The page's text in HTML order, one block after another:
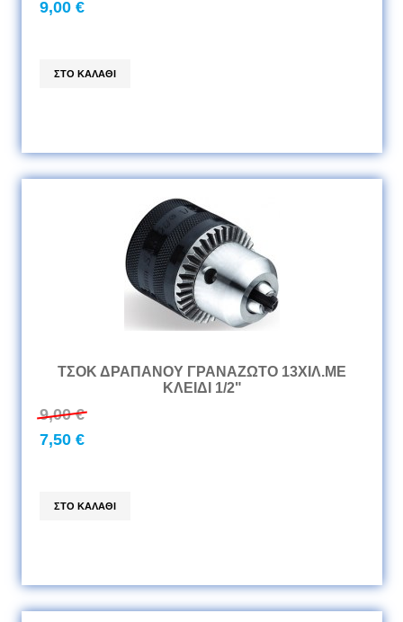
9,00 €
ΤΣΟΚ ΔΡΑΠΑΝΟΥ ΓΡΑΝΑΖΩΤΟ 13ΧΙΛ.ΜΕ
ΚΛΕΙΔΙ 1/2"
9,00 €
7,50 €